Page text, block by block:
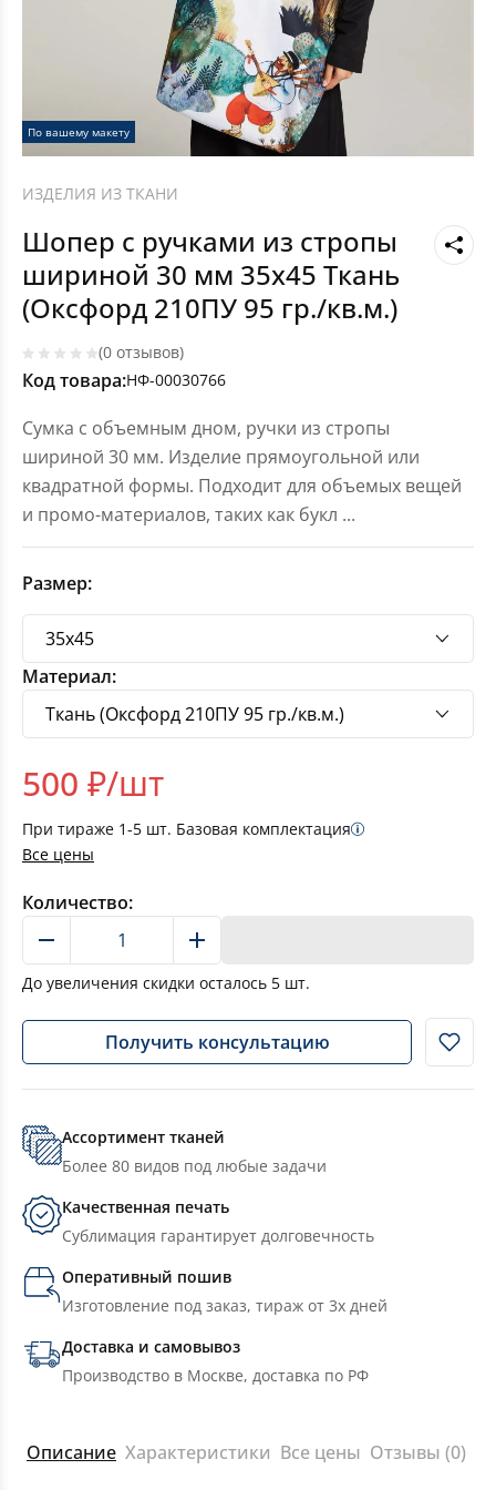
По вашему макету
ИЗДЕЛИЯ ИЗ ТКАНИ
Шопер с ручками из стропы
шириной 30 мм 35x45 Ткань
(Оксфорд 210ПУ 95 гр./кв.м.)
(0 отзывов)
Код товара:НФ-00030766
Сумка с объемным дном, ручки из стропы
шириной 30 мм. Изделие прямоугольной или
квадратной формы. Подходит для объемых вещей
и промо-материалов, таких как букл ...
Размер:
Материал:
500 ₽/шт
При тираже 1-5 шт. Базовая комплектация
Все цены
Количество:
До увеличения скидки осталось 5 шт.
Получить консультацию
Ассортимент тканей
Более 80 видов под любые задачи
Качественная печать
Сублимация гарантирует долговечность
Оперативный пошив
Изготовление под заказ, тираж от 3х дней
Доставка и самовывоз
Производство в Москве, доставка по РФ
Описание Характеристики Все цены Отзывы (0)